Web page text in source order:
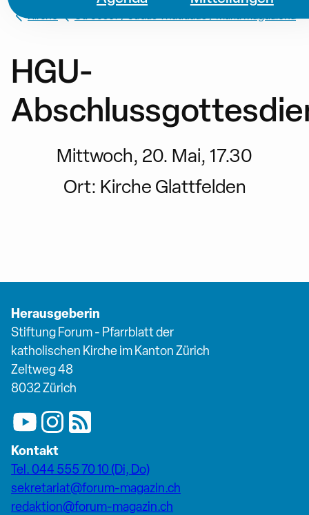
Kirche St. Josef / Judas Thaddäus / Maria Magdalena
HGU-
Mittwoch, 20. Mai, 17.30
Ort: Kirche Glattfelden
Herausgeberin
Stiftung Forum - Pfarrblatt der
katholischen Kirche im Kanton Zürich
Zeltweg 48
8032 Zürich
Kontakt
Tel. 044 555 70 10 (Di, Do)
sekretariat@forum-magazin.ch
redaktion@forum-magazin.ch